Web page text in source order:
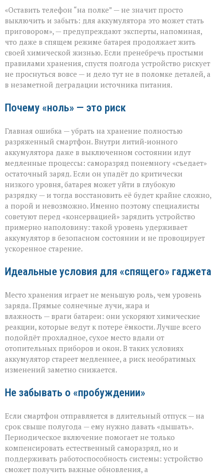
скажет
спасибо:
хранения
гаджета
«Оставить телефон “на полке” — не значит просто
выключить и забыть: для аккумулятора это может стать
приговором», — предупреждают эксперты, напоминая,
что даже в спящем режиме батарея продолжает жить
своей химической жизнью. Если пренебречь простыми
правилами хранения, спустя полгода устройство рискует
не проснуться вовсе — и дело тут не в поломке деталей, а
в незаметной деградации источника питания.
Почему «ноль» — это риск
Главная ошибка — убрать на хранение полностью
разряженный смартфон. Внутри литий‑ионного
аккумулятора даже в выключенном состоянии идут
медленные процессы: саморазряд понемногу «съедает»
остаточный заряд. Если он упадёт до критически
низкого уровня, батарея может уйти в глубокую
разрядку — и тогда восстановить её будет крайне сложно,
а порой и невозможно. Именно поэтому специалисты
советуют перед «консервацией» зарядить устройство
примерно наполовину: такой уровень удерживает
аккумулятор в безопасном состоянии и не провоцирует
ускоренное старение.
Идеальные условия для «спящего» гаджета
Место хранения играет не меньшую роль, чем уровень
заряда. Прямые солнечные лучи, жара и
влажность — враги батареи: они ускоряют химические
реакции, которые ведут к потере ёмкости. Лучше всего
подойдёт прохладное, сухое место вдали от
отопительных приборов и окон. В таких условиях
аккумулятор стареет медленнее, а риск необратимых
изменений заметно снижается.
Не забывать о «пробуждении»
Если смартфон отправляется в длительный отпуск — на
срок свыше полугода — ему нужно давать «дышать».
Периодическое включение помогает не только
компенсировать естественный саморазряд, но и
поддерживать работоспособность системы: устройство
сможет получить важные обновления, а